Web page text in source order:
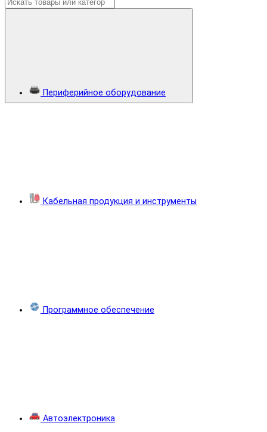
Периферийное оборудование
Кабельная продукция и инструменты
Программное обеспечение
Автоэлектроника